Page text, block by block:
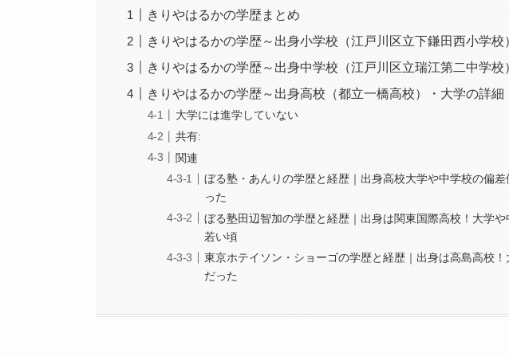
きりやはるかの学歴まとめ
きりやはるかの学歴～出身小学校（江戸川区立下鎌田西小学校
きりやはるかの学歴～出身中学校（江戸川区立瑞江第二中学校
きりやはるかの学歴～出身高校（都立一橋高校）・大学の詳細
大学には進学していない
共有:
関連
ぼる塾・あんりの学歴と経歴｜出身高校大学や中学校の偏
った
ぼる塾田辺智加の学歴と経歴｜出身は関東国際高校！大学
若い頃
東京ホテイソン・ショーゴの学歴と経歴｜出身は高島高校
だった